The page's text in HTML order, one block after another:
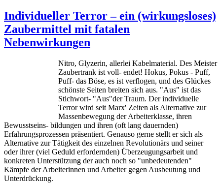
Individueller Terror – ein (wirkungsloses)
Zaubermittel mit fatalen
Nebenwirkungen
Nitro, Glyzerin, allerlei Kabelmaterial. Des Meister
Zaubertrank ist voll- endet! Hokus, Pokus - Puff,
Puff- das Böse, es ist verflogen, und des Glückes
schönste Seiten breiten sich aus. "Aus" ist das
Stichwort- "Aus"der Traum. Der individuelle
Terror wird seit Marx' Zeiten als Alternative zur
Massenbewegung der Arbeiterklasse, ihren
Bewusstseins- bildungen und ihren (oft lang dauernden)
Erfahrungsprozessen präsentiert. Genauso gerne stellt er sich als
Alternative zur Tätigkeit des einzelnen Revolutionärs und seiner
oder ihrer (viel Geduld erfordernden) Überzeugungsarbeit und
konkreten Unterstützung der auch noch so "unbedeutenden"
Kämpfe der Arbeiterinnen und Arbeiter gegen Ausbeutung und
Unterdrückung.